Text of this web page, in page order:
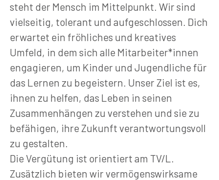
steht der Mensch im Mittelpunkt. Wir sind
vielseitig, tolerant und aufgeschlossen. Dich
erwartet ein fröhliches und kreatives
Umfeld, in dem sich alle Mitarbeiter*innen
engagieren, um Kinder und Jugendliche für
das Lernen zu begeistern. Unser Ziel ist es,
ihnen zu helfen, das Leben in seinen
Zusammenhängen zu verstehen und sie zu
befähigen, ihre Zukunft verantwortungsvoll
zu gestalten.
Die Vergütung ist orientiert am TV/L.
Zusätzlich bieten wir vermögenswirksame